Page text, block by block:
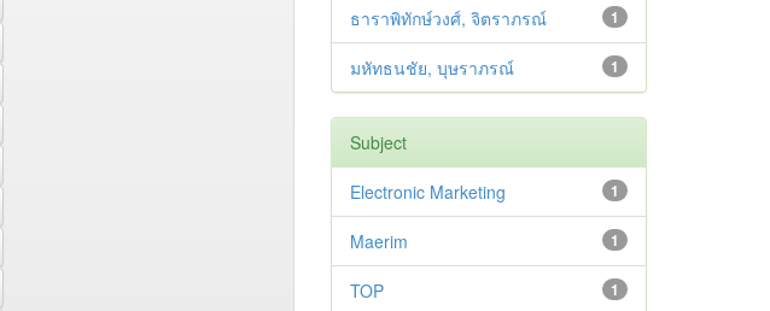
1
ธาราพิทักษ์วงศ์, จิตราภรณ์
1
มหัทธนชัย, บุษราภรณ์
Subject
1
Electronic Marketing
1
Maerim
1
TOP